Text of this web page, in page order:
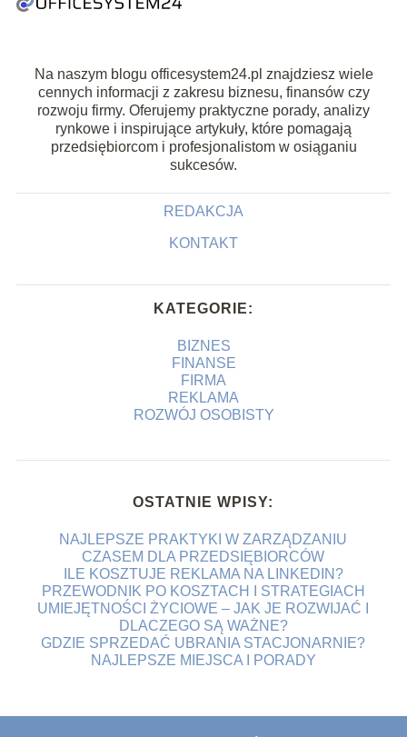
Na naszym blogu officesystem24.pl znajdziesz wiele
cennych informacji z zakresu biznesu, finansów czy
rozwoju firmy. Oferujemy praktyczne porady, analizy
rynkowe i inspirujące artykuły, które pomagają
przedsiębiorcom i profesjonalistom w osiąganiu
sukcesów.
REDAKCJA
KONTAKT
KATEGORIE:
BIZNES
FINANSE
FIRMA
REKLAMA
ROZWÓJ OSOBISTY
OSTATNIE WPISY:
NAJLEPSZE PRAKTYKI W ZARZĄDZANIU
CZASEM DLA PRZEDSIĘBIORCÓW
ILE KOSZTUJE REKLAMA NA LINKEDIN?
PRZEWODNIK PO KOSZTACH I STRATEGIACH
UMIEJĘTNOŚCI ŻYCIOWE – JAK JE ROZWIJAĆ I
DLACZEGO SĄ WAŻNE?
GDZIE SPRZEDAĆ UBRANIA STACJONARNIE?
NAJLEPSZE MIEJSCA I PORADY